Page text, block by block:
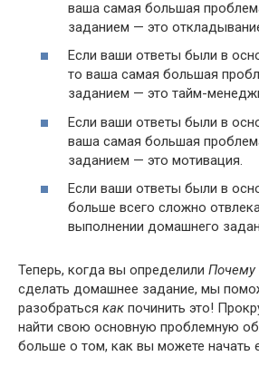
ваша самая большая
заданием — это
Если ваши ответы были в
то ваша самая большая
заданием — это тайм-
Если ваши ответы были в
ваша самая большая
заданием — это мотивация.
Если ваши ответы были в
больше всего сложно
выполнении домашнего
Теперь, когда вы определили Почему
сделать домашнее задание, мы
разобраться как починить это!
найти свою основную проблемную
больше о том, как вы можете начать